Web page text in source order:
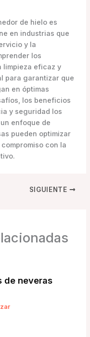
de hielo es
en industrias que
y la
los
limpieza eficaz y
para garantizar que
en óptimas
los beneficios
y seguridad los
enfoque de
pueden optimizar
con la
SIGUIENTE
de neveras